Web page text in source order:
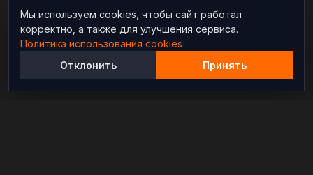
Мы используем cookies, чтобы сайт работал
корректно, а также для улучшения сервиса.
Политика использования cookies
Отклонить
Принять